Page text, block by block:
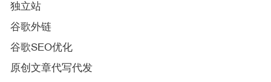
独立站
谷歌外链
谷歌SEO优化
原创文章代写代发